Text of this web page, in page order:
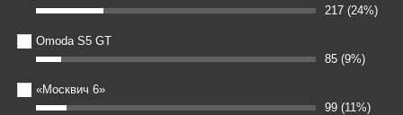
217 (24%)
Omoda S5 GT
85 (9%)
«Москвич 6»
99 (11%)